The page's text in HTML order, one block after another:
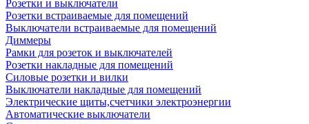
Розетки и выключатели
Розетки встраиваемые для помещений
Выключатели встраиваемые для помещений
Диммеры
Рамки для розеток и выключателей
Розетки накладные для помещений
Силовые розетки и вилки
Выключатели накладные для помещений
Электрические щиты,счетчики электроэнергии
Автоматические выключатели